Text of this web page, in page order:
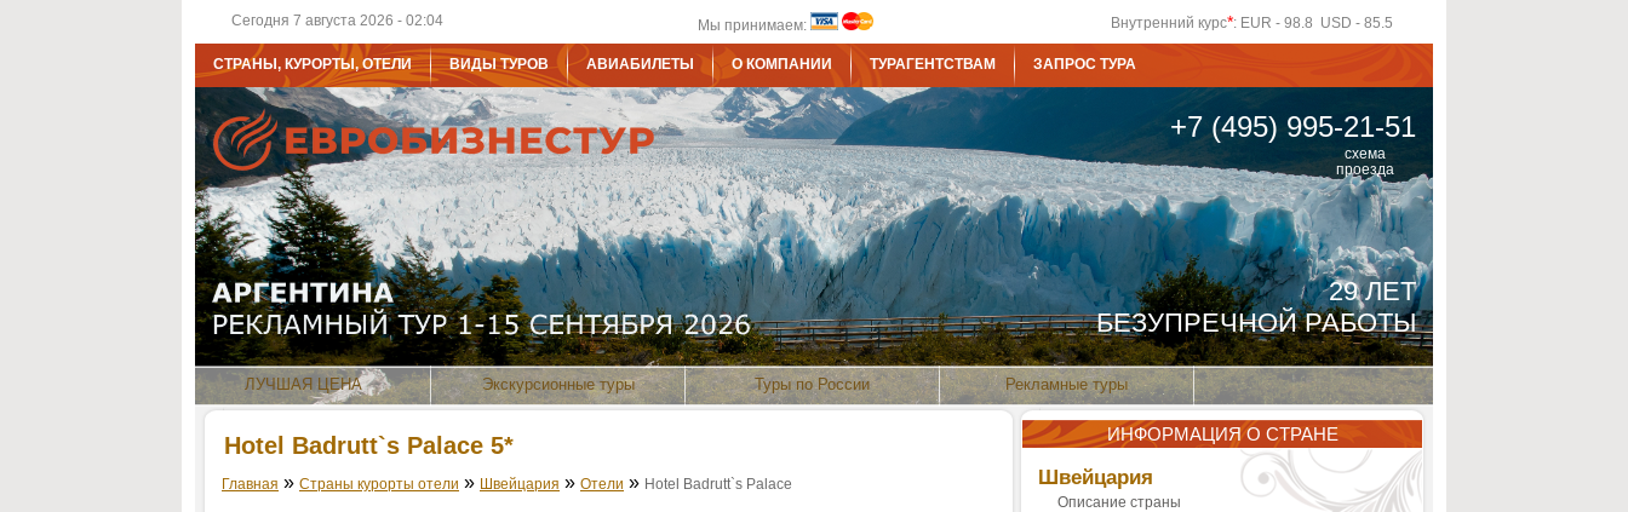
Сегодня 7 августа 2026 - 02:04 Мы принимаем: Внутренний курс*: EUR - 98.8 USD - 85.5
СТРАНЫ, КУРОРТЫ, ОТЕЛИ ВИДЫ ТУРОВ АВИАБИЛЕТЫ О КОМПАНИИ ТУРАГЕНТСТВАМ ЗАПРОС ТУРА
+7 (495) 995-21-51
схема
проезда
ЛУЧШАЯ ЦЕНА Экскурсионные туры Туры по России Рекламные туры
29 ЛЕТ
БЕЗУПРЕЧНОЙ РАБОТЫ
Hotel Badrutt`s Palace 5*
Главная » Страны курорты отели » Швейцария » Отели » Hotel Badrutt`s Palace
ИНФОРМАЦИЯ О СТРАНЕ
Швейцария
Описание страны